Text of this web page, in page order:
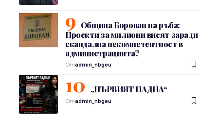
Община Борован на ръба:
Проекти за милиони висят заради
скандална некомпетентност в
администрацията?
Отadmin_nbgeu
„ПЪРВИЯТ ПАДНА“
Отadmin_nbgeu